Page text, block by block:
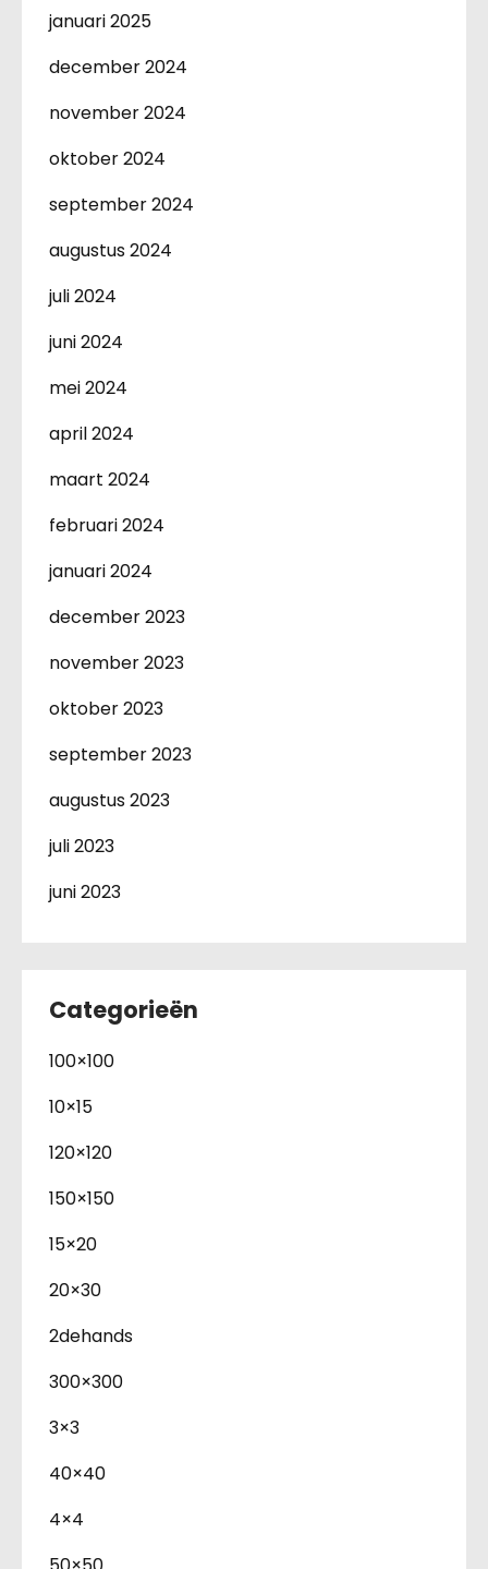
januari 2025
december 2024
november 2024
oktober 2024
september 2024
augustus 2024
juli 2024
juni 2024
mei 2024
april 2024
maart 2024
februari 2024
januari 2024
december 2023
november 2023
oktober 2023
september 2023
augustus 2023
juli 2023
juni 2023
Categorieën
100×100
10×15
120×120
150×150
15×20
20×30
2dehands
300×300
3×3
40×40
4×4